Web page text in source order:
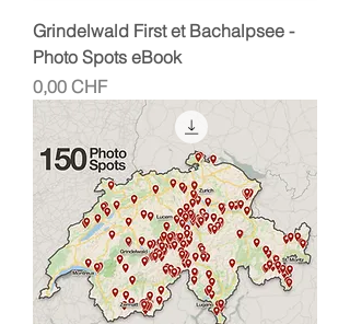
Grindelwald First et Bachalpsee -
Photo Spots eBook
Prix
0,00 CHF